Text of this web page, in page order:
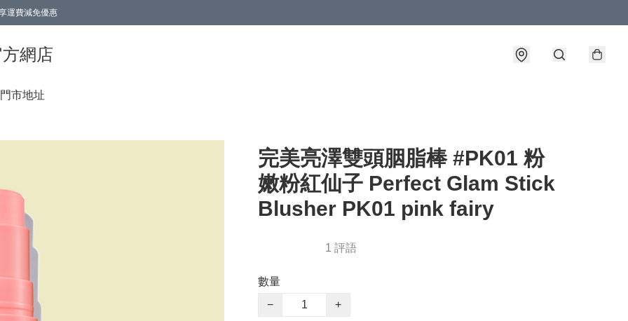
運費減免優惠
網店
門市地址
完美亮澤雙頭胭脂棒 #PK01 粉
嫩粉紅仙子 Perfect Glam Stick
Blusher PK01 pink fairy
1 評語
數量
−
+